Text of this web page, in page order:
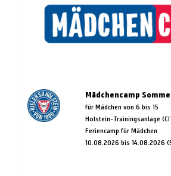
Mädchencamp
für Mädchen von 6 bis 15
Holstein-Trainingsanlage
Feriencamp für Mädchen
10.08.2026 bis 14.08.2026